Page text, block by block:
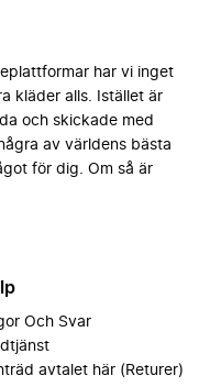
har vi inget
kläder alls. Istället är
och skickade med
av världens bästa
för dig. Om så är
Och Svar
avtalet här (Returer)